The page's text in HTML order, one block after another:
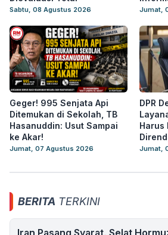
Sabtu, 08 Agustus 2026 Jumat,
Geger! 995 Senjata Api
Ditemukan di Sekolah, TB
Hasanuddin: Usut Sampai
ke Akar!
Jumat, 07 Agustus 2026
DPR
Harus
Jumat,
BERITA TERKINI
Iran Pasang Syarat, Selat